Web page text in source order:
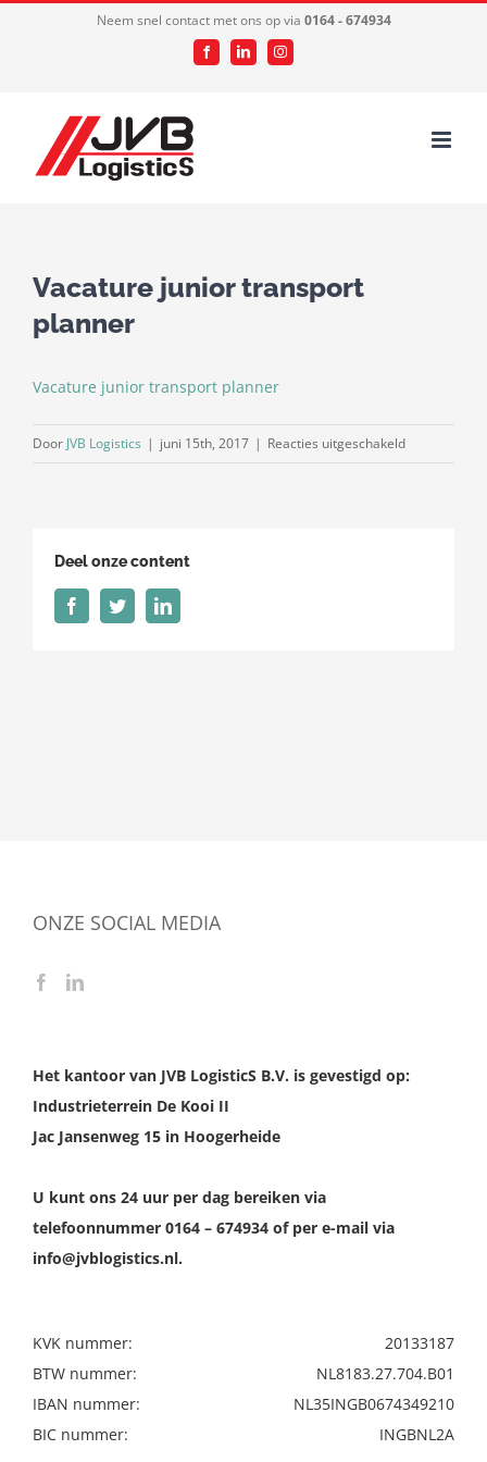
Neem snel contact met ons op via 0164 - 674934
FacebookLinkedInInstagram
Vacature junior transport
planner
Vacature junior transport planner
Door JVB Logistics | juni 15th, 2017 | Reacties uitgeschakeldvoor
Deel onze content
FacebookTwitterLinkedIn
ONZE SOCIAL MEDIA
Het kantoor van JVB LogisticS B.V. is gevestigd op:
Industrieterrein De Kooi II
Jac Jansenweg 15 in Hoogerheide
U kunt ons 24 uur per dag bereiken via
telefoonnummer 0164 – 674934 of per e-mail via
info@jvblogistics.nl.
KVK nummer:
20133187
BTW nummer:
NL8183.27.704.B01
IBAN nummer:
NL35INGB0674349210
BIC nummer:
INGBNL2A